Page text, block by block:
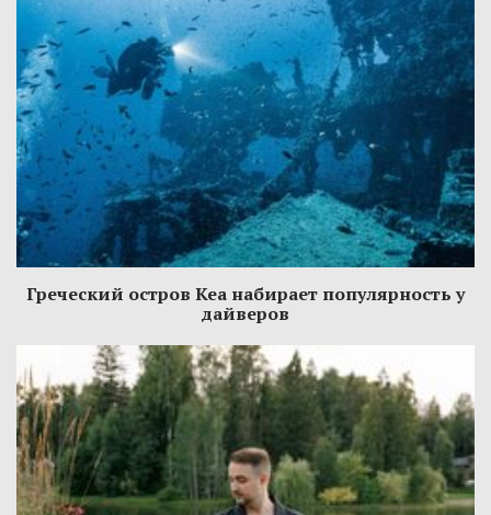
Греческий остров Кеа набирает популярность у
дайверов